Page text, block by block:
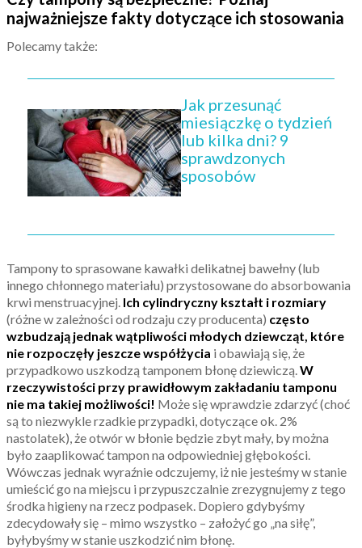
najważniejsze fakty dotyczące ich stosowania
Polecamy także:
Jak przesunąć
miesiączkę o tydzień
lub kilka dni? 9
sprawdzonych
sposobów
Tampony to sprasowane kawałki delikatnej bawełny (lub
innego chłonnego materiału) przystosowane do absorbowania
krwi menstruacyjnej. Ich cylindryczny kształt i rozmiary
(różne w zależności od rodzaju czy producenta) często
wzbudzają jednak wątpliwości młodych dziewcząt, które
nie rozpoczęły jeszcze współżycia i obawiają się, że
przypadkowo uszkodzą tamponem błonę dziewiczą. W
rzeczywistości przy prawidłowym zakładaniu tamponu
nie ma takiej możliwości! Może się wprawdzie zdarzyć (choć
są to niezwykle rzadkie przypadki, dotyczące ok. 2%
nastolatek), że otwór w błonie będzie zbyt mały, by można
było zaaplikować tampon na odpowiedniej głębokości.
Wówczas jednak wyraźnie odczujemy, iż nie jesteśmy w stanie
umieścić go na miejscu i przypuszczalnie zrezygnujemy z tego
środka higieny na rzecz podpasek. Dopiero gdybyśmy
zdecydowały się – mimo wszystko – założyć go „na siłę”,
byłybyśmy w stanie uszkodzić nim błonę.